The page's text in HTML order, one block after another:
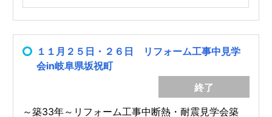
１１月２５日・２６日 リフォーム工事中見学
会in岐阜県坂祝町
終了
～築33年～リフォーム工事中断熱・耐震見学会築